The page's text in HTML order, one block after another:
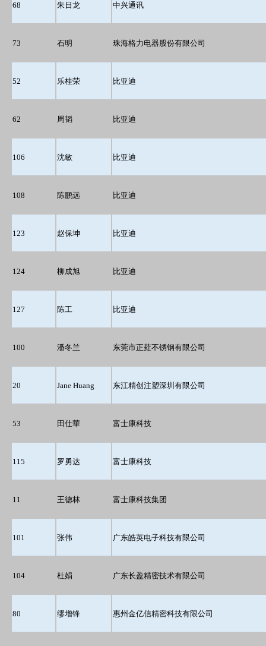
68 朱日龙 中兴通讯
73 石明 珠海格力电器股份有限公司
52 乐桂荣 比亚迪
62 周韬 比亚迪
106 沈敏 比亚迪
108 陈鹏远 比亚迪
123 赵保坤 比亚迪
124 柳成旭 比亚迪
127 陈工 比亚迪
100 潘冬兰 东莞市正荭不锈钢有限公司
20 Jane Huang 东江精创注塑深圳有限公司
53 田仕華 富士康科技
115 罗勇达 富士康科技
11 王德林 富士康科技集团
101 张伟 广东皓英电子科技有限公司
104 杜娟 广东长盈精密技术有限公司
80 缪增锋 惠州金亿信精密科技有限公司